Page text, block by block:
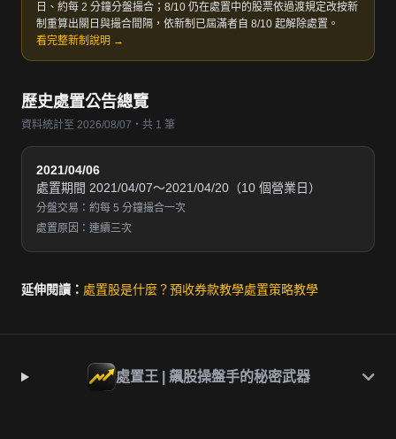
日、約每 2 分鐘分盤撮合；8/10 仍在處置中的股票依過渡規定改按新
制重算出關日與撮合間隔，依新制已屆滿者自 8/10 起解除處置。
看完整新制說明 →
歷史處置公告總覽
資料統計至 2026/08/07・共 1 筆
2021/04/06
處置期間 2021/04/07～2021/04/20（10 個營業日）
分盤交易：約每 5 分鐘撮合一次
處置原因：連續三次
延伸閱讀： 處置股是什麼？預收券款教學處置策略教學
處置王 | 飆股操盤手的秘密武器